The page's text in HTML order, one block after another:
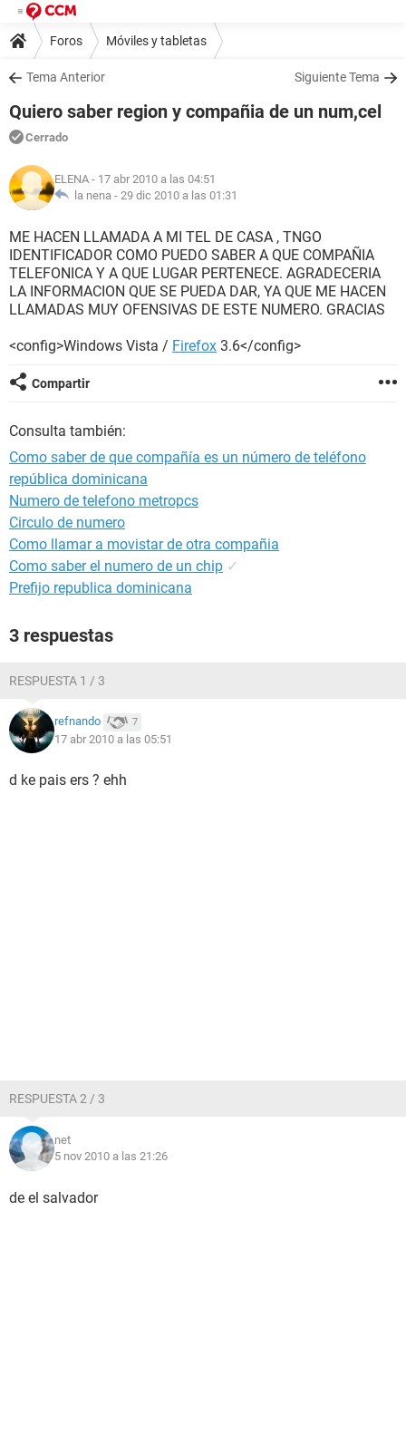
Foros Móviles y tabletas
Tema Anterior Siguiente Tema
Quiero saber region y compañia de un num,cel
Cerrado
ELENA - 17 abr 2010 a las 04:51
la nena - 29 dic 2010 a las 01:31
ME HACEN LLAMADA A MI TEL DE CASA , TNGO
IDENTIFICADOR COMO PUEDO SABER A QUE COMPAÑIA
TELEFONICA Y A QUE LUGAR PERTENECE. AGRADECERIA
LA INFORMACION QUE SE PUEDA DAR, YA QUE ME HACEN
LLAMADAS MUY OFENSIVAS DE ESTE NUMERO. GRACIAS
<config>Windows Vista / Firefox 3.6</config>
Compartir
Consulta también:
Como saber de que compañía es un número de teléfono
república dominicana
Numero de telefono metropcs
Circulo de numero
Como llamar a movistar de otra compañia
Como saber el numero de un chip ✓
Prefijo republica dominicana
3 respuestas
RESPUESTA 1 / 3
refnando 7
17 abr 2010 a las 05:51
d ke pais ers ? ehh
RESPUESTA 2 / 3
net
5 nov 2010 a las 21:26
de el salvador